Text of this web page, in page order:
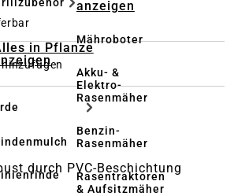
in Pflanze
anzeigen
Mähroboter
Akku- &
Elektro-
Rasenmäher
Benzin-
Rasenmäher
Rasentraktoren
& Aufsitzmäher
durch PVC-Beschichtung